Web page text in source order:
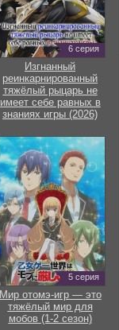
6 серия
Изгнанный
реинкарнированный
тяжёлый рыцарь не
имеет себе равных в
знаниях игры (2026)
5 серия
Мир отомэ-игр — это
тяжёлый мир для
мобов (1-2 сезон)